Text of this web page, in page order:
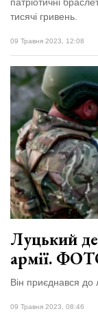
патріотичні
тисячі гривень.
09 Травня 2023, 12:08
Луцький
армії.
Він приєднався до
09 Травня 2023, 08:46